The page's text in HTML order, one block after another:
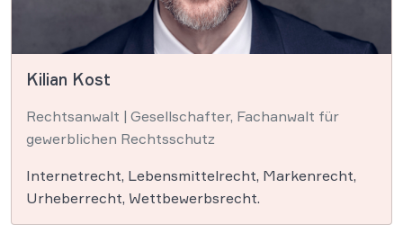
Kilian Kost
Rechtsanwalt | Gesellschafter, Fachanwalt für
gewerblichen Rechtsschutz
Internetrecht, Lebensmittelrecht, Markenrecht,
Urheberrecht, Wettbewerbsrecht.